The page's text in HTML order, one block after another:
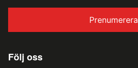
Prenumerera
Följ oss